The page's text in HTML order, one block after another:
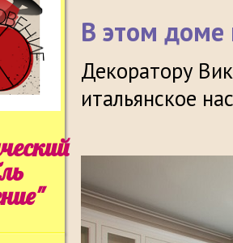
В этом доме
Декоратору
итальянское